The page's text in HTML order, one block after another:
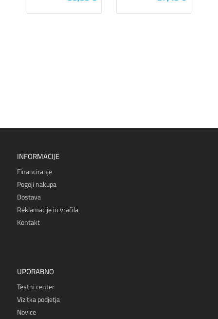
INFORMACIJE
Financiranje
Pogoji nakupa
Dostava
Reklamacije in vračila
Kontakt
UPORABNO
Testni center
Vizitka podjetja
Novice